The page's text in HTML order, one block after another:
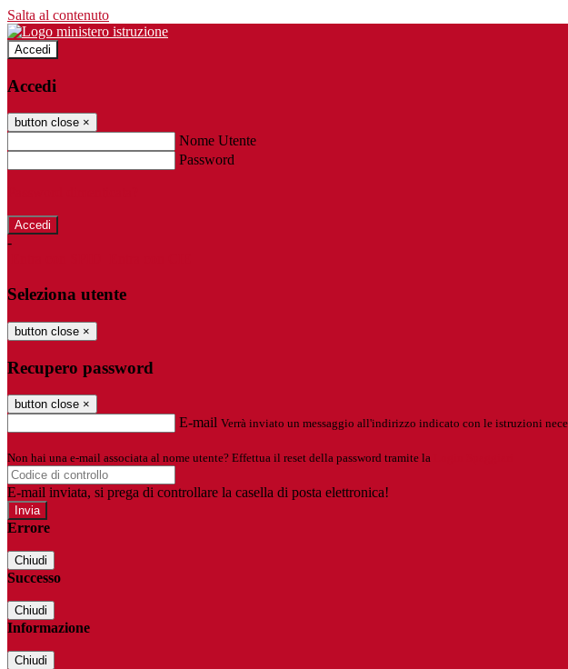
Salta al contenuto
Accedi
Accedi
button close ×
Nome Utente
Password
-
Seleziona utente
button close ×
Recupero password
button close ×
E-mail Verrà inviato un messaggio all'indirizzo indicato con le istruzioni
Non hai una e-mail associata al nome utente? Effettua il reset della password tramite la
E-mail inviata, si prega di controllare la casella di posta elettronica!
Errore
Chiudi
Successo
Chiudi
Informazione
Chiudi